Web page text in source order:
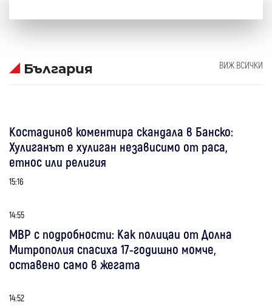
България ВИЖ ВСИЧКИ
Костадинов коментира скандала в Банско:
Хулиганът е хулиган независимо от раса,
етнос или религия
15:16
14:55
МВР с подробности: Как полицаи от Долна
Митрополия спасиха 17-годишно момче,
оставено само в жегата
14:52